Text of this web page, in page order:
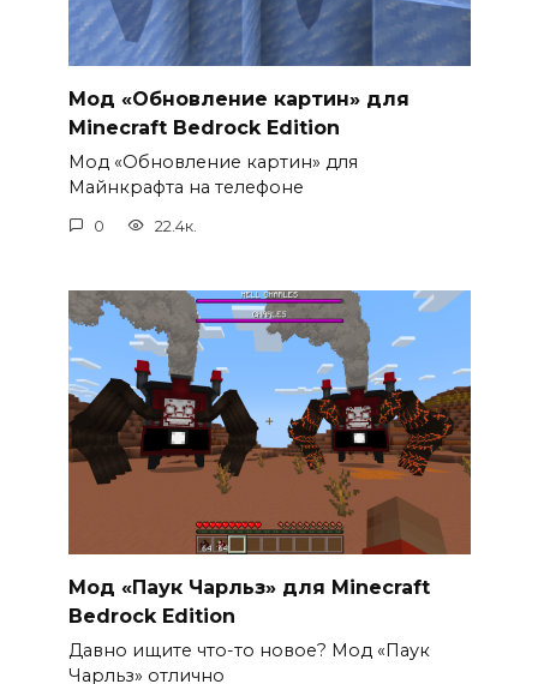
Мод «Обновление картин» для
Minecraft Bedrock Edition
Мод «Обновление картин» для
Майнкрафта на телефоне
0 22.4к.
Мод «Паук Чарльз» для Minecraft
Bedrock Edition
Давно ищите что-то новое? Мод «Паук
Чарльз» отлично